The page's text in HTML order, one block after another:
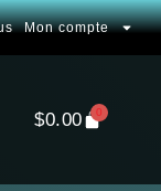
Mon compte
$0.00 0